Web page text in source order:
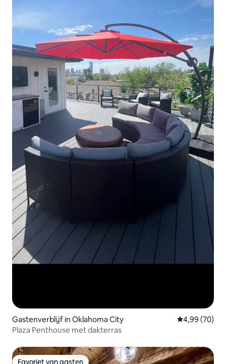
Gastenverblijf in Oklahoma City Gemiddelde
4,99 (70)
Plaza Penthouse met dakterras
Favoriet van gasten